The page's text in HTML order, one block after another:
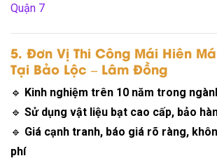
Quận 7
5. Đơn Vị Thi Công Mái Hiên
Tại Bảo Lộc – Lâm Đồng
🔹 Kinh nghiệm trên 10 năm trong
🔹 Sử dụng vật liệu bạt cao cấp, bảo
🔹 Giá cạnh tranh, báo giá rõ ràng,
phí